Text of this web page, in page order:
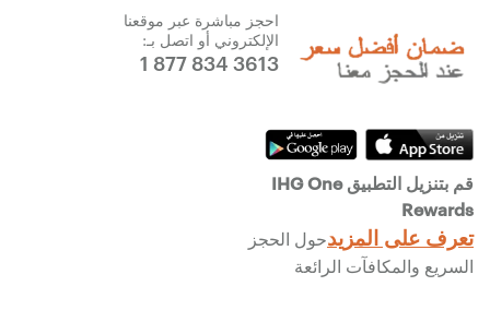
احجز مباشرة عبر موقعنا
الإلكتروني أو اتصل بـ:
1 877 834 3613
قم بتنزيل التطبيق IHG One
Rewards
تعرف على المزيدحول الحجز
السريع والمكافآت الرائعة